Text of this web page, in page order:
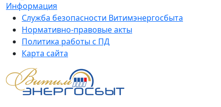
Информация
Служба безопасности Витимэнергосбыта
Нормативно-правовые акты
Политика работы с ПД
Карта сайта